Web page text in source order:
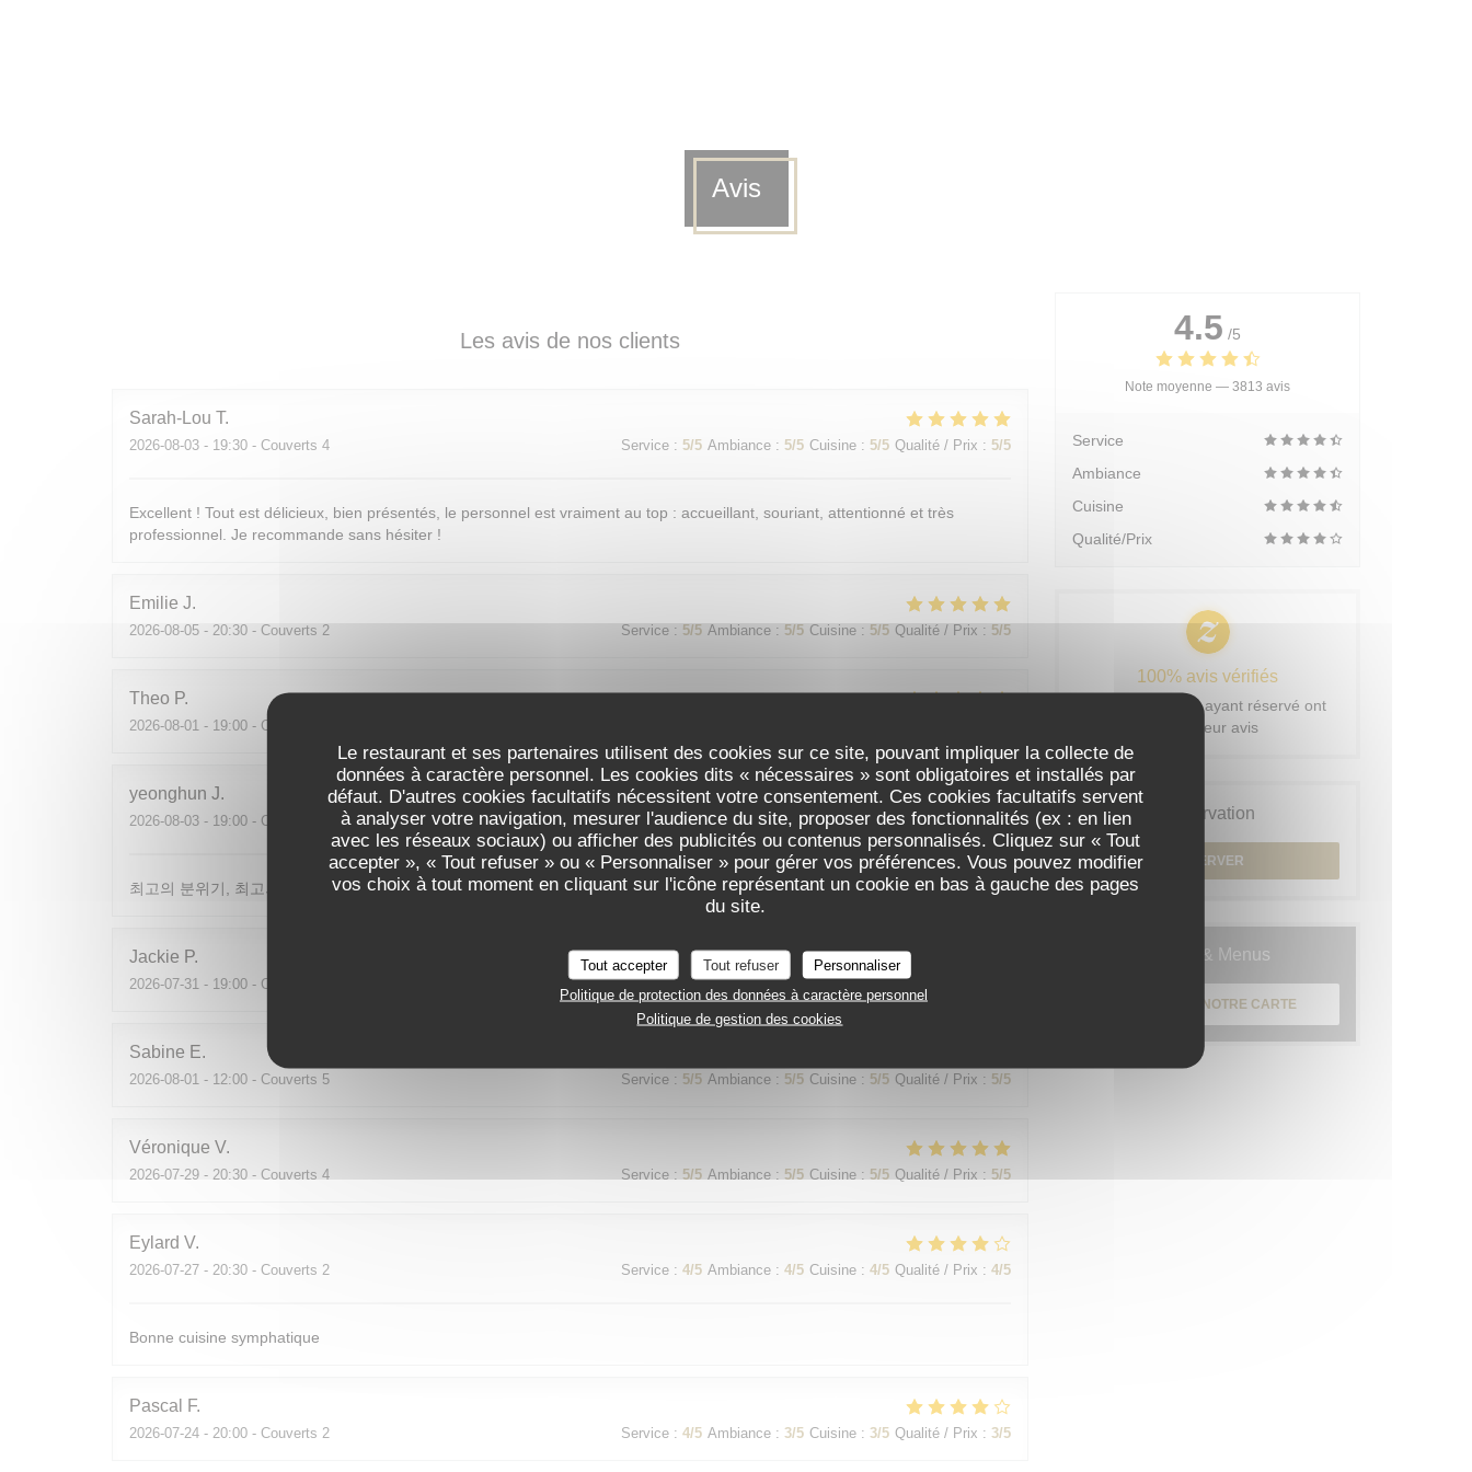
Le restaurant et ses partenaires utilisent des cookies sur ce site, pouvant impliquer la collecte de
données à caractère personnel. Les cookies dits « nécessaires » sont obligatoires et installés par
défaut. D'autres cookies facultatifs nécessitent votre consentement. Ces cookies facultatifs servent
à analyser votre navigation, mesurer l'audience du site, proposer des fonctionnalités (ex : en lien
avec les réseaux sociaux) ou afficher des publicités ou contenus personnalisés. Cliquez sur « Tout
accepter », « Tout refuser » ou « Personnaliser » pour gérer vos préférences. Vous pouvez modifier
vos choix à tout moment en cliquant sur l'icône représentant un cookie en bas à gauche des pages
du site.
Tout accepter Tout refuser
Personnaliser
Politique de protection des données à caractère personnel
Politique de gestion des cookies
Avis
Les avis de nos clients
Sarah-Lou T
2026-08-03 - 19:30 - Couverts 4 Service : 5/5 Ambiance : 5/5 Cuisine : 5/5 Qualité / Prix : 5/5
Excellent ! Tout est délicieux, bien présentés, le personnel est vraiment au top : accueillant, souriant, attentionné et très
professionnel. Je recommande sans hésiter !
Emilie J
2026-08-05 - 20:30 - Couverts 2 Service : 5/5 Ambiance : 5/5 Cuisine : 5/5 Qualité / Prix : 5/5
Theo P
2026-08-01 - 19:00 - Couverts 2
yeonghun J
2026-08-03 - 19:00 - Couverts 4 Service: 5/5 Ambiance: 5 /5 Cuisine: 5/5 Qualité / Prix: 5/5
최고의 분위기, 최고의 맛, 프랑스어가 서툴지만 서버가 친절함
Jackie P
2026-07-31 - 19:00 - Couverts 2 Service: /5 Ambiance: 5 Cuisine: 5/5 Qualité / Prix
Sabine E
2026-08-01 - 12:00 - Couverts 5 Service : 5/5 Ambiance : 5/5 Cuisine : 5/5 Qualité / Prix : 5/5
Véronique V
2026-07-29 - 20:30 - Couverts 4 Service : 5/5 Ambiance : 5/5 Cuisine : 5/5 Qualité / Prix : 5/5
Eylard V
2026-07-27 - 20:30 - Couverts 2 Service : 4/5 Ambiance : 4/5 Cuisine : 4/5 Qualité / Prix : 4/5
Bonne cuisine symphatique
Pascal F
2026-07-24 - 20:00 - Couverts 2 Service : 4/5 Ambiance : 3/5 Cuisine : 3/5 Qualité / Prix : 3/5
4.5 /5
Note moyenne — 3813 avis
Service
Ambiance
Cuisine
Qualité/Prix
100% avis vérifiés
Seuls les clients ayant réservé ont
laissé leur avis
Réservation
RÉSERVER
Cartes & Menus
DÉCOUVRIR NOTRE CARTE